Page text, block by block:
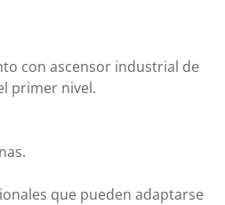
con ascensor industrial de
primer nivel.
que pueden adaptarse